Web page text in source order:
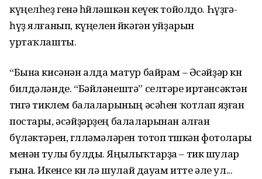
күңелһеҙ генә һөйләшкән кеүек тойолдо. Һүҙгә-
һүҙ ялғанып, күңелен өйкәгән уйҙарын
уртаҡлашты.
“Бына кисәнән алда матур байрам – Әсәйҙәр көнө
билдәләнде. “Бәйләнештә” селтәре иртәнсәктән
төнгә тиклем балаларының әсәһен ҡотлап яҙған
постары, әсәйҙәрҙең балаларынан алған
бүләктәрен, гөлләмәләрен тотоп төшкән фотолары
менән тулы булды. Яңылыҡтарҙа – тик шулар
ғына. Икенсе көнө лә шулай дауам итте әле ул...